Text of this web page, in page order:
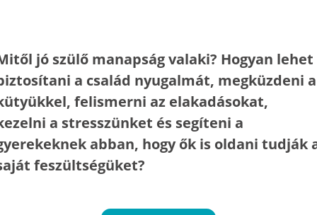
jó szülő manapság valaki? Hogyan lehet
a család nyugalmát, megküzdeni a
felismerni az elakadásokat,
a stresszünket és segíteni a
abban, hogy ők is oldani tudják
feszültségüket?